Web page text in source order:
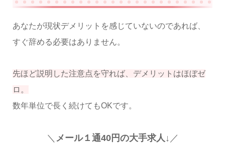
あなたが現状デメリットを感じていないのであれば、
すぐ辞める必要はありません。
先ほど説明した注意点を守れば、デメリットはほぼゼ
ロ。
数年単位で長く続けてもOKです。
＼ メール１通40円の大手求人↓ ／